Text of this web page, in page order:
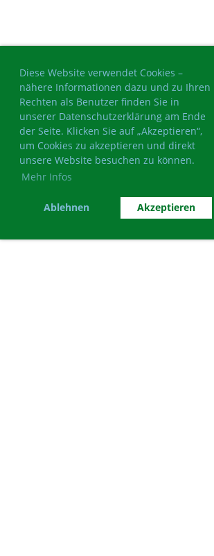
Diese Website verwendet Cookies –
nähere Informationen dazu und zu Ihren
Rechten als Benutzer finden Sie in
unserer Datenschutzerklärung am Ende
der Seite. Klicken Sie auf „Akzeptieren“,
um Cookies zu akzeptieren und direkt
unsere Website besuchen zu können.
Mehr Infos
Ablehnen Akzeptieren